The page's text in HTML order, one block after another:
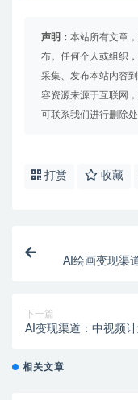
声明： 本站所有文章
布。任何个人或组织
采集、发布本站内容
容资源来源于互联网
可联系我们进行删除处
打赏 收藏
AI绘画变现渠
下一篇
AI变现渠道：中视频
相关文章